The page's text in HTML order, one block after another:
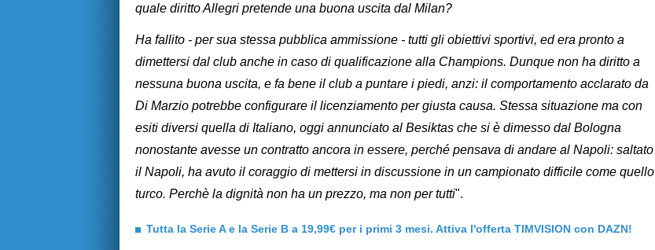
quale diritto Allegri pretende una buona uscita dal Milan?
Ha fallito - per sua stessa pubblica ammissione - tutti gli obiettivi sportivi, ed era pronto a
dimettersi dal club anche in caso di qualificazione alla Champions. Dunque non ha diritto a
nessuna buona uscita, e fa bene il club a puntare i piedi, anzi: il comportamento acclarato da
Di Marzio potrebbe configurare il licenziamento per giusta causa. Stessa situazione ma con
esiti diversi quella di Italiano, oggi annunciato al Besiktas che si è dimesso dal Bologna
nonostante avesse un contratto ancora in essere, perché pensava di andare al Napoli: saltato
il Napoli, ha avuto il coraggio di mettersi in discussione in un campionato difficile come quello
turco. Perchè la dignità non ha un prezzo, ma non per tutti".
Tutta la Serie A e la Serie B a 19,99€ per i primi 3 mesi. Attiva l'offerta TIMVISION con DAZN!